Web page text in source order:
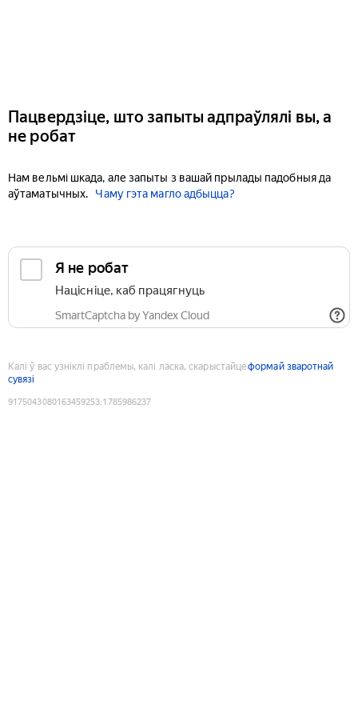
Пацвердзіце, што запыты адпраўлялі вы, а
не робат
Нам вельмі шкада, але запыты з вашай прылады падобныя да
аўтаматычных.
Чаму гэта магло адбыцца?
Я не робат
Націсніце, каб працягнуць
SmartCaptcha by Yandex Cloud
Калі ў вас узніклі праблемы, калі ласка, скарыстайцеформай зваротнай
сувязі
9175043080163459253:1785986237